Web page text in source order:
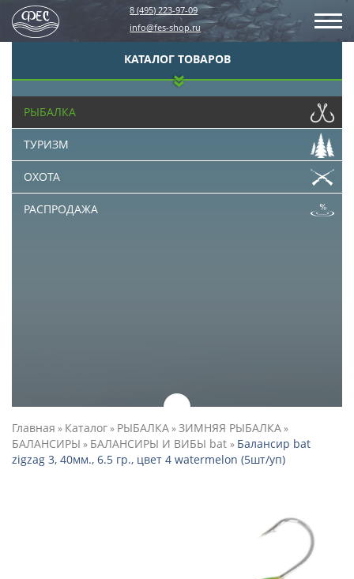
8 (495) 223-97-09
info@fes-shop.ru
КАТАЛОГ ТОВАРОВ
РЫБАЛКА
ТУРИЗМ
ОХОТА
РАСПРОДАЖА
Главная » Каталог» РЫБАЛКА»ЗИМНЯЯ РЫБАЛКА»
БАЛАНСИРЫ » БАЛАНСИРЫ И ВИБЫ bat » Балансир bat
zigzag 3, 40мм., 6.5 гр., цвет 4 watermelon (5шт/уп)